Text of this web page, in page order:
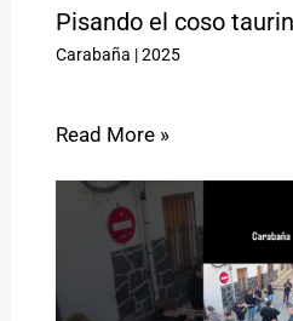
Pisando el coso
Carabaña |2025
Read More »